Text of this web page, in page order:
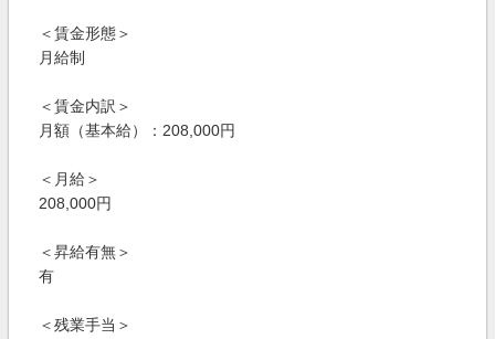
＜賃金形態＞
月給制
＜賃金内訳＞
月額（基本給）：208,000円
＜月給＞
208,000円
＜昇給有無＞
有
＜残業手当＞